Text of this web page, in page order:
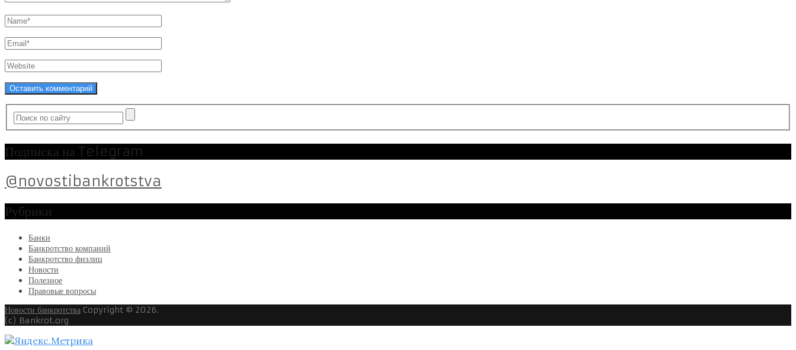
Подписка на Telegram
@novostibankrotstva
Рубрики
Банки
Банкротство компаний
Банкротство физлиц
Новости
Полезное
Правовые вопросы
Новости банкротства Copyright © 2026.
(c) Bankrot.org